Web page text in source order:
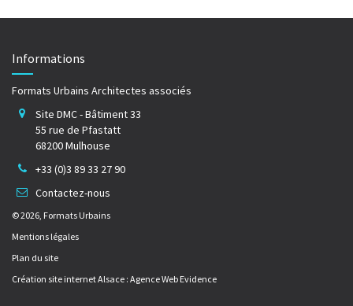
Informations
Formats Urbains Architectes associés
Site DMC - Bâtiment 33
55 rue de Pfastatt
68200 Mulhouse
+33 (0)3 89 33 27 90
Contactez-nous
© 2026, Formats Urbains
Mentions légales
Plan du site
Création site internet Alsace : Agence Web Evidence